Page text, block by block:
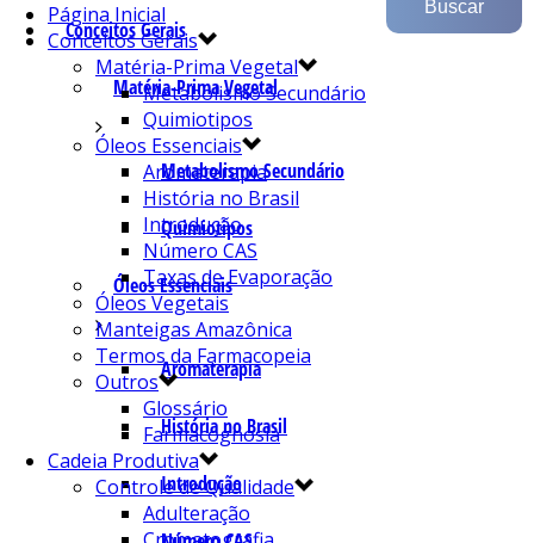
Conceitos Gerais
Matéria-Prima Vegetal
Metabolismo Secundário
Quimiotipos
Óleos Essenciais
Aromaterapia
História no Brasil
Introdução
Página Inicial
Conceitos Gerais
Matéria-Prima Vegetal
Metabolismo Secundário
Quimiotipos
Óleos Essenciais
Aromaterapia
História no Brasil
Introdução
Número CAS
Taxas de Evaporação
Óleos Vegetais
Manteigas Amazônica
Termos da Farmacopeia
Outros
Glossário
Farmacognosia
Cadeia Produtiva
Controle de Qualidade
Adulteração